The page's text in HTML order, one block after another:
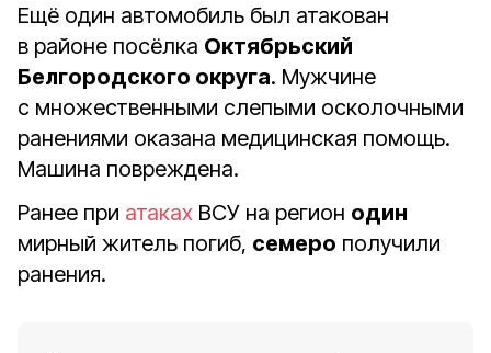
Ещё один автомобиль был атакован
в районе посёлка Октябрьский
Белгородского округа. Мужчине
с множественными слепыми осколочными
ранениями оказана медицинская помощь.
Машина повреждена.
Ранее при атаках ВСУ на регион один
мирный житель погиб, семеро получили
ранения.